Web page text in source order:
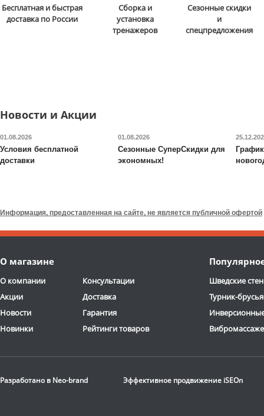
Электрореклайнер для
кабинета Falto
Lux Electro
(2 мотора, натуральная
Игровое
кресло Falto
GAME
2-3 дня
Доставка:
Бесплатная и быстрая
доставка по России
Сборка и
установка
тренажеров
Сезонные скидки
и
спецпредложения
Новости и Акции
01.08.2026
Условия бесплатной
доставки
01.08.2026
Сезонные СуперСкидки для
экономных!
Информация, предоставленная на сайте, не является публичной офертой
О магазине
О компании
Акции
Новости
Новинки
Консультации
Доставка
Гарантия
Рейтинги товаров
Шведские
Турник-
Разработано в Neo-brand Эффективное продвижение iSEOn